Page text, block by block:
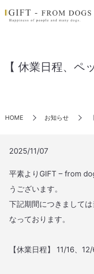
【 休業日程、ペ
HOME お知らせ
2025/11/07
平素よりGIFT – from
うございます。
下記期間につきまして
なっております。
【休業日程】 11/16、